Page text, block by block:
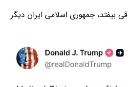
بیفتد، جمهوری اسلامی ایران دیگر